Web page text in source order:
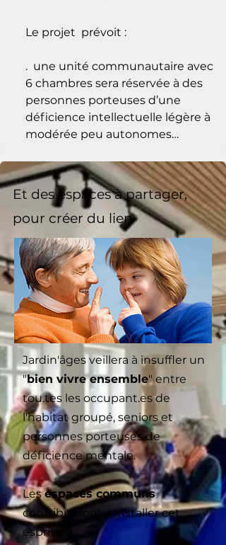
Le projet  prévoit :
. ​ une unité communautaire avec
6 chambres sera réservée à des
personnes porteuses d’une
déficience intellectuelle légère à
modérée peu autonomes
. une unité de 3 appartements
pour des personnes plus
autonomes
Après 16 h, au retour de leur
activité, elles bénéficieront de
l’encadrement d’un.e
professionnel.le pour organiser le
repas, la soirée...
Et des espaces à partager,
pour créer du lien
Jardin'âges veillera à insuffler un
"bien vivre ensemble" entre
tou.tes les occupant.es de
l'habitat groupé, seniors et
personnes porteuses de
déficience mentale.
Lesespaces communs
contribueront à installer cet
esprit :